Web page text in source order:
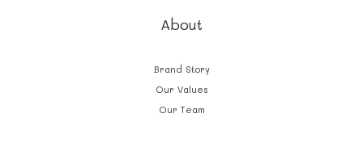
About
Brand Story
Our Values
Our Team